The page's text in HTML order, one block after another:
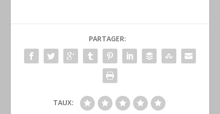
PARTAGER:
TAUX: